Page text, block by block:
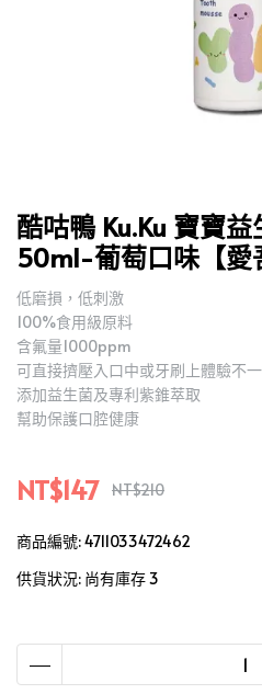
酷咕鴨 Ku.Ku 寶寶
50ml-葡萄口味【愛
低磨損，低刺激
100%食用級原料
含氟量1000ppm
可直接擠壓入口中或牙刷上體驗不
添加益生菌及專利紫錐萃取
幫助保護口腔健康
NT$147 NT$210
商品編號:4711033472462
供貨狀況: 尚有庫存 3